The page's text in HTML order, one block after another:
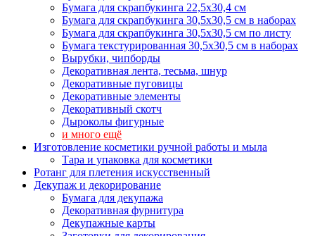
Бумага для скрапбукинга 22,5х30,4 см
Бумага для скрапбукинга 30,5х30,5 см в наборах
Бумага для скрапбукинга 30,5х30,5 см по листу
Бумага текстурированная 30,5х30,5 см в наборах
Вырубки, чипборды
Декоративная лента, тесьма, шнур
Декоративные пуговицы
Декоративные элементы
Декоративный скотч
Дыроколы фигурные
и много ещё
Изготовление косметики ручной работы и мыла
Тара и упаковка для косметики
Ротанг для плетения искусственный
Декупаж и декорирование
Бумага для декупажа
Декоративная фурнитура
Декупажные карты